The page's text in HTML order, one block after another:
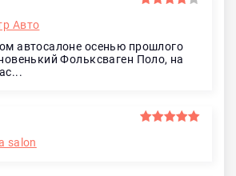
Авто
автосалоне осенью прошлого
Фольксваген Поло, на
salon